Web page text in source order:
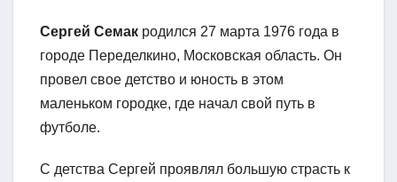
Сергей Семак родился 27 марта 1976 года в
городе Переделкино, Московская область. Он
провел свое детство и юность в этом
маленьком городке, где начал свой путь в
футболе.
С детства Сергей проявлял большую страсть к